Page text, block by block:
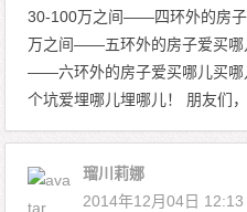
30-100万之间——四环外的房
万之间——五环外的房子爱买哪
——六环外的房子爱买哪儿买
个坑爱埋哪儿埋哪儿！ 朋友们
瑠川莉娜
2014年12月04日 12:13